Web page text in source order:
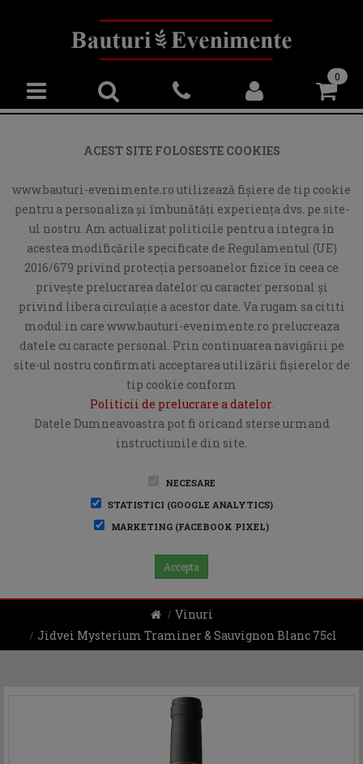
0
ACEST SITE FOLOSESTE COOKIES
www.bauturi-evenimente.ro utilizează fişiere de tip cookie
pentru a personaliza și îmbunătăți experiența dvs. pe site-
ul nostru. Am actualizat politicile pentru a integra în
acestea modificările specificate de Regulamentul (UE)
2016/679 privind protecția persoanelor fizice în ceea ce
privește prelucrarea datelor cu caracter personal și
privind libera circulație a acestor date. Va rugam sa cititi
modul in care www.bauturi-evenimente.ro prelucreaza
datele cu caracte personal. Prin continuarea navigării pe
site-ul nostru confirmati acceptarea utilizării fişierelor de
tip cookie conform
Politicii de prelucrare a datelor.
Datele Dumneavoastra pot fi oricand sterse urmand
instructiunile din site.
NECESARE
STATISTICI (GOOGLE ANALYTICS)
MARKETING (FACEBOOK PIXEL)
Accepta
Vinuri
Jidvei Mysterium Traminer & Sauvignon Blanc 75cl